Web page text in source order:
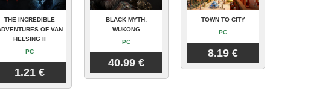
THE INCREDIBLE
OF VAN
HELSING II
PC
1.21 €
BLACK MYTH:
WUKONG
PC
40.99 €
TOWN TO CITY
PC
8.19 €